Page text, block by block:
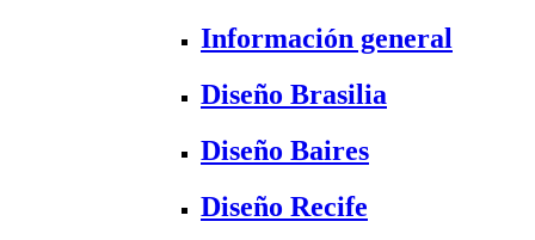
Información general
Diseño Brasilia
Diseño Baires
Diseño Recife